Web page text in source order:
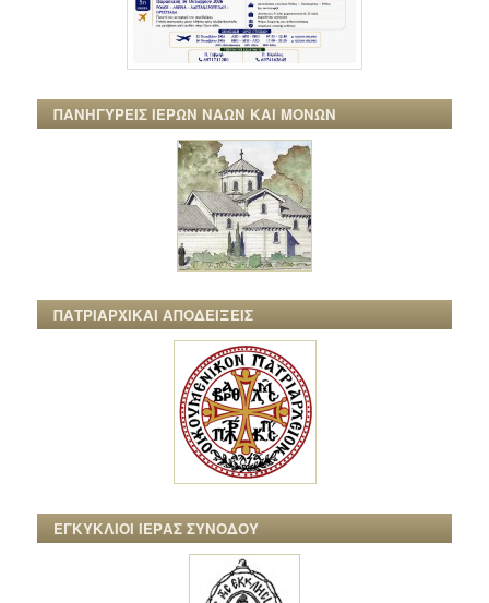
ΠΑΝΗΓΥΡΕΙΣ ΙΕΡΩΝ ΝΑΩΝ ΚΑΙ ΜΟΝΩΝ
ΠΑΤΡΙΑΡΧΙΚΑΙ ΑΠΟΔΕΙΞΕΙΣ
ΕΓΚΥΚΛΙΟΙ ΙΕΡΑΣ ΣΥΝΟΔΟΥ